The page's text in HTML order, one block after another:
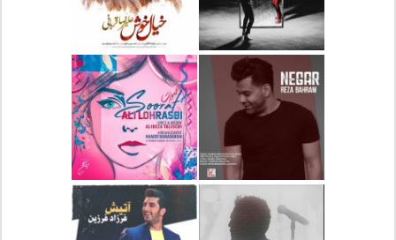
دانلود آلبوم جدید سیروان
خسروی بنام مونولوگ
دانلود آهنگ جدید علیرضا
قربانی بنام خیال خوش
دانلود آهنگ جدید رضا
بهرام بنام نگار
دانلود آهنگ جدید علی
لهراسبی بنام صورت